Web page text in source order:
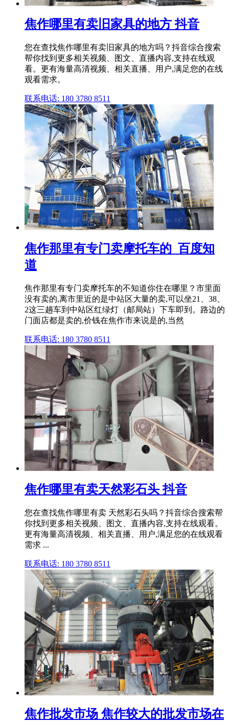
焦作哪里有卖旧家具的地方 抖音
您在查找焦作哪里有卖旧家具的地方吗？抖音综合搜索
帮你找到更多相关视频、图文、直播内容,支持在线观
看。更有海量高清视频、相关直播、用户,满足您的在线
观看需求。
联系电话: 180 3780 8511
焦作那里有专门卖摩托车的_百度知
道
焦作那里有专门卖摩托车的不知道你住在哪里？市里面
没有卖的,离市里近的是中站区大量的卖,可以坐21、38、
2这三趟车到中站区红绿灯（邮局站）下车即到。路边的
门面店都是卖的,价钱在焦作市来说是的,当然
联系电话: 180 3780 8511
焦作哪里有卖天然彩石头 抖音
您在查找焦作哪里有卖 天然彩石头吗？抖音综合搜索帮
你找到更多相关视频、图文、直播内容,支持在线观看。
更有海量高清视频、相关直播、用户,满足您的在线观看
需求 ...
联系电话: 180 3780 8511
焦作批发市场 焦作较大的批发市场在